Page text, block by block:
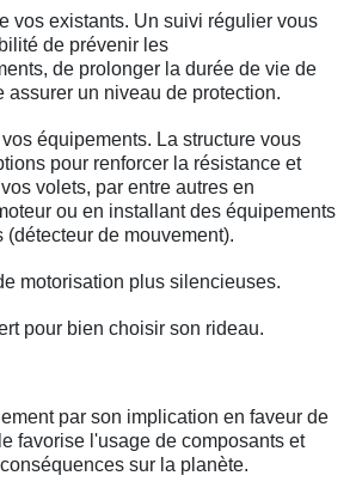
vos existants. Un suivi régulier vous
de prévenir les
de prolonger la durée de vie de
assurer un niveau de protection.
équipements. La structure vous
pour renforcer la résistance et
volets, par entre autres en
ou en installant des équipements
de mouvement).
motorisation plus silencieuses.
pour bien choisir son rideau.
par son implication en faveur de
favorise l'usage de composants et
sur la planète.